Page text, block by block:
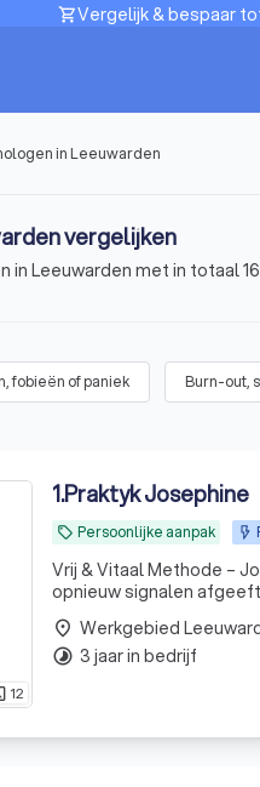
shopping_cartVergelijk & bespaar
in Leeuwarden
vergelijken
in Leeuwarden met in totaal
fobieën of paniek Burn-out,
12
1.Praktyk Josephine
local_offer Persoonlijke aanpak
Vrij & Vitaal Methode – Jouw
opnieuw signalen
place Werkgebied
timelapse 3 jaar in bedrijf